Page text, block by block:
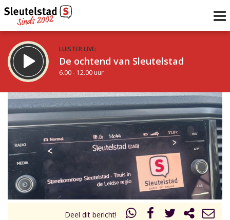
LUISTER LIVE:
De ochtend van Sleutelstad
6.00 - 12.00 uur
STRAKS:
De middag van Sleutelstad
12.00 - 18.00 uur
Vorig uur
uur 1 van 0 Volgend uur
Deel dit bericht!